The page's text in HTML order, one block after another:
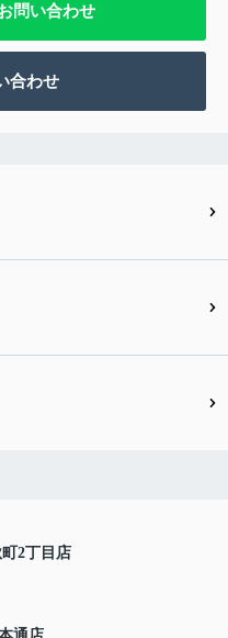
問い合わせ
合わせ
2丁目店